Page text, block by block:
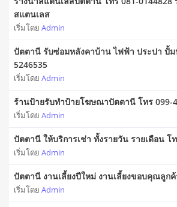
สแตนเลส
เริ่มโดย Admin
ปัตตานี รับซ่อมหลังคาบ้าน ไฟฟ้า ประปา ปั้ม
5246535
เริ่มโดย Admin
ร้านป้ายรับทำป้ายโฆษณาปัตตานี โทร 099-
เริ่มโดย Admin
ปัตตานี ให้บริการเช่า ทั้งรายวัน รายเดือน โ
เริ่มโดย Admin
ปัตตานี งานเลี้ยงปีใหม่ งานเลี้ยงขอบคุณลูก
เริ่มโดย Admin